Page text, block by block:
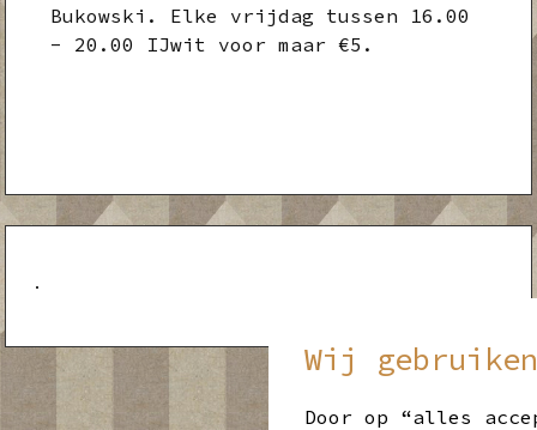
Bukowski. Elke vrijdag tussen 16.00
- 20.00 IJwit voor maar €5.
Wij
Door op “alles